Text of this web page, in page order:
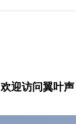
欢迎访问翼叶